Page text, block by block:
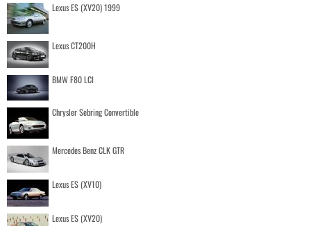
Lexus ES (XV20) 1999
Lexus CT200H
BMW F80 LCI
Chrysler Sebring Convertible
Mercedes Benz CLK GTR
Lexus ES (XV10)
Lexus ES (XV20)